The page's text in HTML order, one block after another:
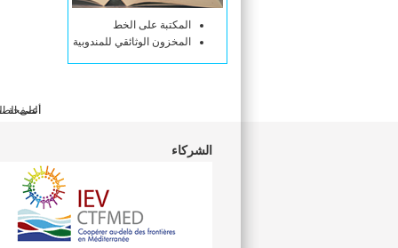
المكتبة على الخط
المخزون الوثائقي للمندوبية
الصفحة
أعلى
الشركاء